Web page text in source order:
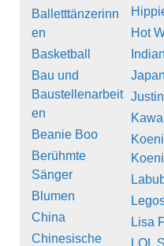
Balletttänzerinn
en
Basketball
Bau und
Baustellenarbeit
en
Beanie Boo
Berühmte
Sänger
Blumen
China
Chinesische
Hot
Japan
Lisa
LOL